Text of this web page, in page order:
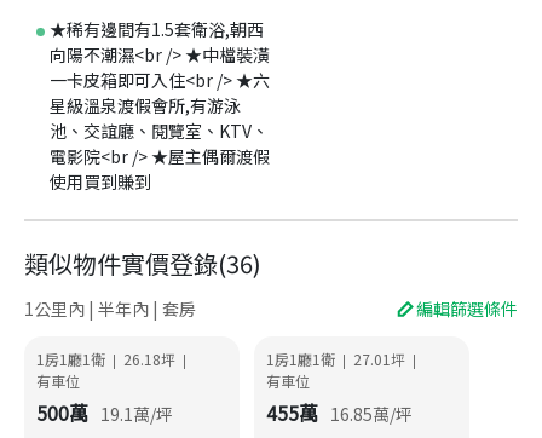
★稀有邊間有1.5套衛浴,朝西
向陽不潮濕<br /> ★中檔裝潢
一卡皮箱即可入住<br /> ★六
星級溫泉渡假會所,有游泳
池、交誼廳、閱覽室、KTV、
電影院<br /> ★屋主偶爾渡假
使用買到賺到
類似物件實價登錄(36)
1公里內 | 半年內 | 套房 編輯篩選條件
1房1廳1衛 | 26.18坪 |
有車位
500萬 19.1萬/坪
1房1廳1衛 | 27.01坪 |
有車位
455萬 16.85萬/坪